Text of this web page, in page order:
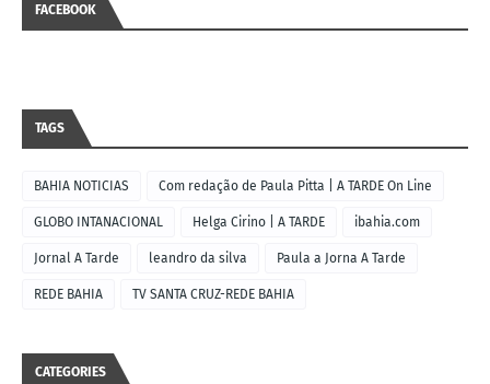
FACEBOOK
TAGS
BAHIA NOTICIAS Com redação de Paula Pitta | A TARDE On Line
GLOBO INTANACIONAL Helga Cirino | A TARDE ibahia.com
Jornal A Tarde leandro da silva Paula a Jorna A Tarde
REDE BAHIA TV SANTA CRUZ-REDE BAHIA
CATEGORIES